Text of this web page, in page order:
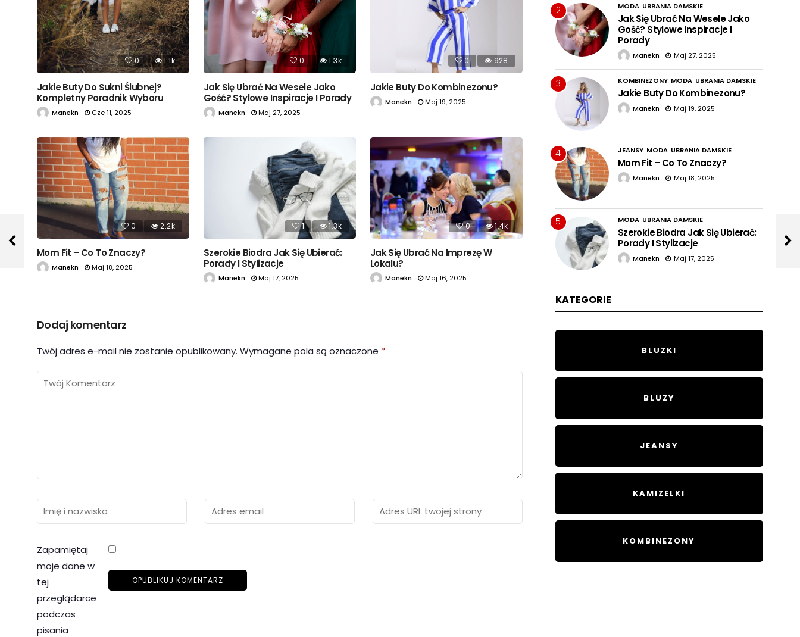
0 1.1k
Jakie Buty Do Sukni Ślubnej?
Kompletny Poradnik Wyboru
Manekn Cze 11, 2025
0 1.3k
Jak Się Ubrać Na Wesele Jako
Gość? Stylowe Inspiracje I Porady
Manekn Maj 27, 2025
0 928
Jakie Buty Do Kombinezonu?
Manekn Maj 19, 2025
0 2.2k
Mom Fit – Co To Znaczy?
Manekn Maj 18, 2025
1 1.3k
Szerokie Biodra Jak Się Ubierać:
Porady I Stylizacje
Manekn Maj 17, 2025
0 1.4k
Jak Się Ubrać Na Imprezę W
Lokalu?
Manekn Maj 16, 2025
Dodaj komentarz
Twój adres e-mail nie zostanie opublikowany. Wymagane pola są oznaczone *
Zapamiętaj
moje dane w
tej
przeglądarce
podczas
pisania
2 MODA UBRANIA DAMSKIE
Jak Się Ubrać Na Wesele Jako
Gość? Stylowe Inspiracje I
Porady
Manekn Maj 27, 2025
3 KOMBINEZONY MODA UBRANIA DAMSKIE
Jakie Buty Do Kombinezonu?
Manekn Maj 19, 2025
4 JEANSY MODA UBRANIA DAMSKIE
Mom Fit – Co To Znaczy?
Manekn Maj 18, 2025
5 MODA UBRANIA DAMSKIE
Szerokie Biodra Jak Się Ubierać:
Porady I Stylizacje
Manekn Maj 17, 2025
KATEGORIE
BLUZKI
BLUZY
JEANSY
KAMIZELKI
KOMBINEZONY